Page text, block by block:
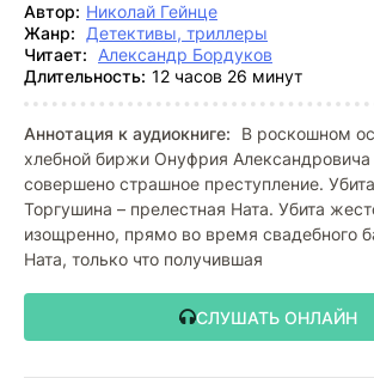
Автор: Николай Гейнце
Жанр:
Детективы, триллеры
Читает:
Александр Бордуков
Длительность: 12 часов 26 минут
Аннотация к аудиокниге:
В роскошном
хлебной биржи Онуфрия Александровича
совершено страшное преступление.
Торгушина – прелестная Ната. Убита
изощренно, прямо во время свадебного
Ната, только что получившая
СЛУШАТЬ ОНЛАЙН